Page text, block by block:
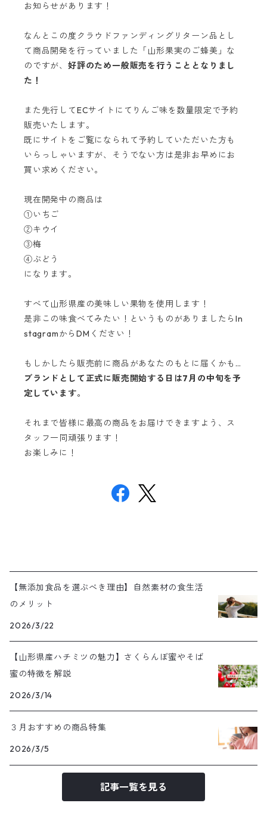
お知らせがあります！
なんとこの度クラウドファンディングリターン品とし
て商品開発を行っていました「山形果実のご蜂美」な
のですが、 好評のため一般販売を行うこととなりまし
た！
また先行してECサイトにてりんご味を数量限定で予約
販売いたします。
既にサイトをご覧になられて予約していただいた方も
いらっしゃいますが、そうでない方は是非お早めにお
買い求めください。
現在開発中の商品は
①いちご
②キウイ
③梅
④ぶどう
になります。
すべて山形県産の美味しい果物を使用します！
是非この味食べてみたい！というものがありましたらIn
stagramからDMください！
もしかしたら販売前に商品があなたのもとに届くかも…
ブランドとして正式に販売開始する日は7月の中旬を予
定しています。
それまで皆様に最高の商品をお届けできますよう、ス
タッフ一同頑張ります！
お楽しみに！
【無添加食品を選ぶべき理由】自然素材の食生活
のメリット
2026/3/22
【山形県産ハチミツの魅力】さくらんぼ蜜やそば
蜜の特徴を解説
2026/3/14
３月おすすめの商品特集
2026/3/5
記事一覧を見る